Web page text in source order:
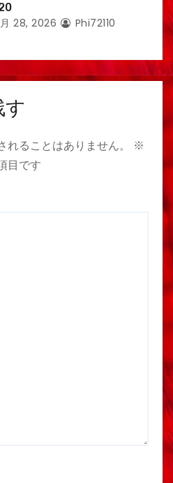
28, 2026 Phi72110
す
ることはありません。
※
目です